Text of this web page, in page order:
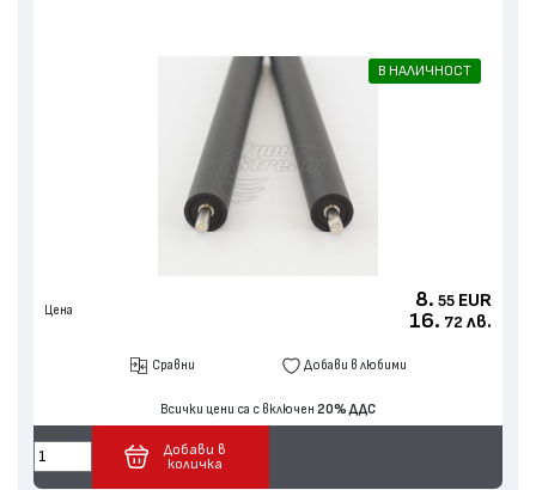
В НАЛИЧНОСТ
Цена 8. 55 EUR
16. 72 лв.
Сравни Добави в любими
Всички цени са с включен 20% ДДС
Добави в
количка